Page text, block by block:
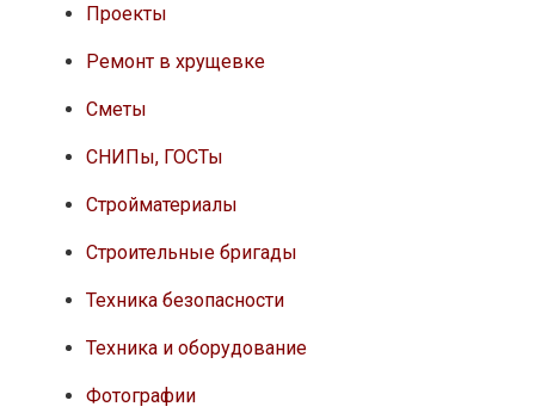
Проекты
Ремонт в хрущевке
Сметы
СНИПы, ГОСТы
Стройматериалы
Строительные бригады
Техника безопасности
Техника и оборудование
Фотографии